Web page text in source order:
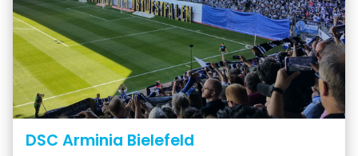
DSC Arminia Bielefeld